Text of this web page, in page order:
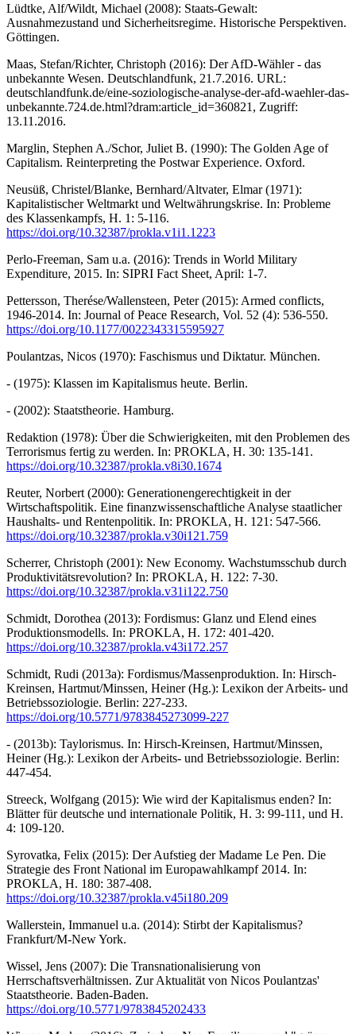
Lüdtke, Alf/Wildt, Michael (2008): Staats-Gewalt:
Ausnahmezustand und Sicherheitsregime. Historische Perspektiven.
Göttingen.
Maas, Stefan/Richter, Christoph (2016): Der AfD-Wähler - das
unbekannte Wesen. Deutschlandfunk, 21.7.2016. URL:
deutschlandfunk.de/eine-soziologische-analyse-der-afd-waehler-das-
unbekannte.724.de.html?dram:article_id=360821, Zugriff:
13.11.2016.
Marglin, Stephen A./Schor, Juliet B. (1990): The Golden Age of
Capitalism. Reinterpreting the Postwar Experience. Oxford.
Neusüß, Christel/Blanke, Bernhard/Altvater, Elmar (1971):
Kapitalistischer Weltmarkt und Weltwährungskrise. In: Probleme
des Klassenkampfs, H. 1: 5-116.
https://doi.org/10.32387/prokla.v1i1.1223
Perlo-Freeman, Sam u.a. (2016): Trends in World Military
Expenditure, 2015. In: SIPRI Fact Sheet, April: 1-7.
Pettersson, Therése/Wallensteen, Peter (2015): Armed conflicts,
1946-2014. In: Journal of Peace Research, Vol. 52 (4): 536-550.
https://doi.org/10.1177/0022343315595927
Poulantzas, Nicos (1970): Faschismus und Diktatur. München.
- (1975): Klassen im Kapitalismus heute. Berlin.
- (2002): Staatstheorie. Hamburg.
Redaktion (1978): Über die Schwierigkeiten, mit den Problemen des
Terrorismus fertig zu werden. In: PROKLA, H. 30: 135-141.
https://doi.org/10.32387/prokla.v8i30.1674
Reuter, Norbert (2000): Generationengerechtigkeit in der
Wirtschaftspolitik. Eine finanzwissenschaftliche Analyse staatlicher
Haushalts- und Rentenpolitik. In: PROKLA, H. 121: 547-566.
https://doi.org/10.32387/prokla.v30i121.759
Scherrer, Christoph (2001): New Economy. Wachstumsschub durch
Produktivitätsrevolution? In: PROKLA, H. 122: 7-30.
https://doi.org/10.32387/prokla.v31i122.750
Schmidt, Dorothea (2013): Fordismus: Glanz und Elend eines
Produktionsmodells. In: PROKLA, H. 172: 401-420.
https://doi.org/10.32387/prokla.v43i172.257
Schmidt, Rudi (2013a): Fordismus/Massenproduktion. In: Hirsch-
Kreinsen, Hartmut/Minssen, Heiner (Hg.): Lexikon der Arbeits- und
Betriebssoziologie. Berlin: 227-233.
https://doi.org/10.5771/9783845273099-227
- (2013b): Taylorismus. In: Hirsch-Kreinsen, Hartmut/Minssen,
Heiner (Hg.): Lexikon der Arbeits- und Betriebssoziologie. Berlin:
447-454.
Streeck, Wolfgang (2015): Wie wird der Kapitalismus enden? In:
Blätter für deutsche und internationale Politik, H. 3: 99-111, und H.
4: 109-120.
Syrovatka, Felix (2015): Der Aufstieg der Madame Le Pen. Die
Strategie des Front National im Europawahlkampf 2014. In:
PROKLA, H. 180: 387-408.
https://doi.org/10.32387/prokla.v45i180.209
Wallerstein, Immanuel u.a. (2014): Stirbt der Kapitalismus?
Frankfurt/M-New York.
Wissel, Jens (2007): Die Transnationalisierung von
Herrschaftsverhältnissen. Zur Aktualität von Nicos Poulantzas'
Staatstheorie. Baden-Baden.
https://doi.org/10.5771/9783845202433